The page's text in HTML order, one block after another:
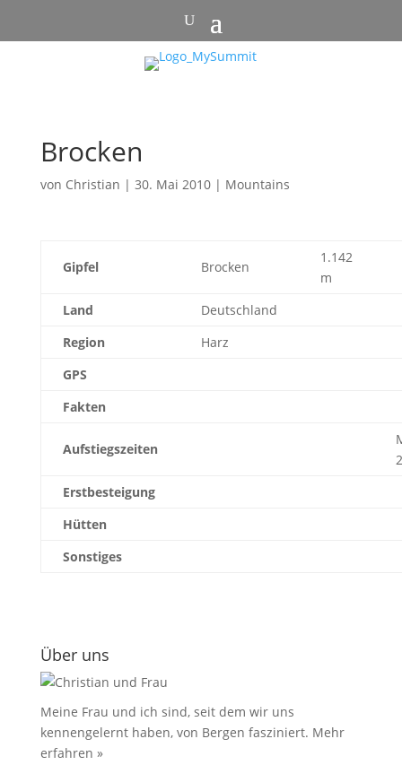
Brocken
von Christian | 30. Mai 2010| Mountains
Gipfel Brocken
1.142
m
Land
Deutschland
Region
Harz
GPS
Fakten
Aufstiegszeiten
Erstbesteigung
Hütten
Sonstiges
Über uns
Meine Frau und ich sind, seit dem wir uns
kennengelernt haben, von Bergen fasziniert. Mehr
erfahren »